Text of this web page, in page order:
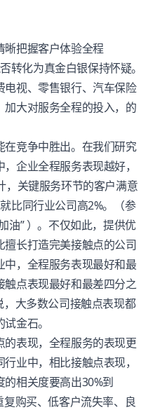
晰把握客户体验全程
转化为真金白银保持怀疑。
视、零售银行、汽车保险
加大对服务全程的投入，的
竞争中胜出。在我们研究
企业全程服务表现越好，
，关键服务环节的客户满意
比同行业公司高2%。（参
油” ）。不仅如此，提供优
长打造完美接触点的公司
，全程服务表现最好和最
点表现最好和最差四分之
大多数公司接触点表现都
金石。
表现，全程服务的表现更
业中，相比接触点表现，
相关度要高出30%到
购买、低客户流失率、良